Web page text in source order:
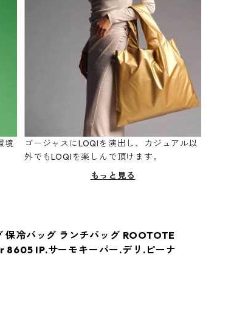
境
ゴージャスにLOQIを演出し、カジュアル以
外でもLOQIを楽しんで頂けます。
もっと見る
保冷バッグ ランチバッグ ROOTOTE
IP.サーモキーパー.デリ.ピーナ